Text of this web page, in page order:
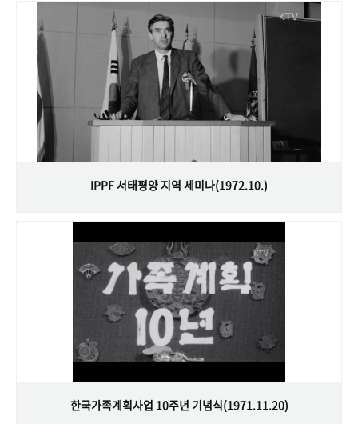
IPPF 서태평양 지역 세미나(1972.10.)
한국가족계획사업 10주년 기념식(1971.11.20)